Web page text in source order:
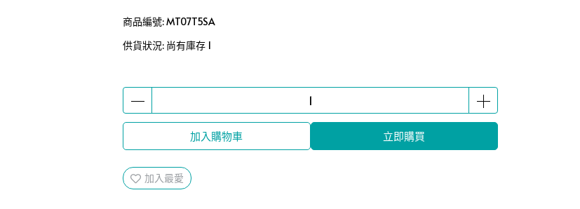
商品編號:MT07T5SA
供貨狀況: 尚有庫存 1
加入購物車 立即購買
加入最愛